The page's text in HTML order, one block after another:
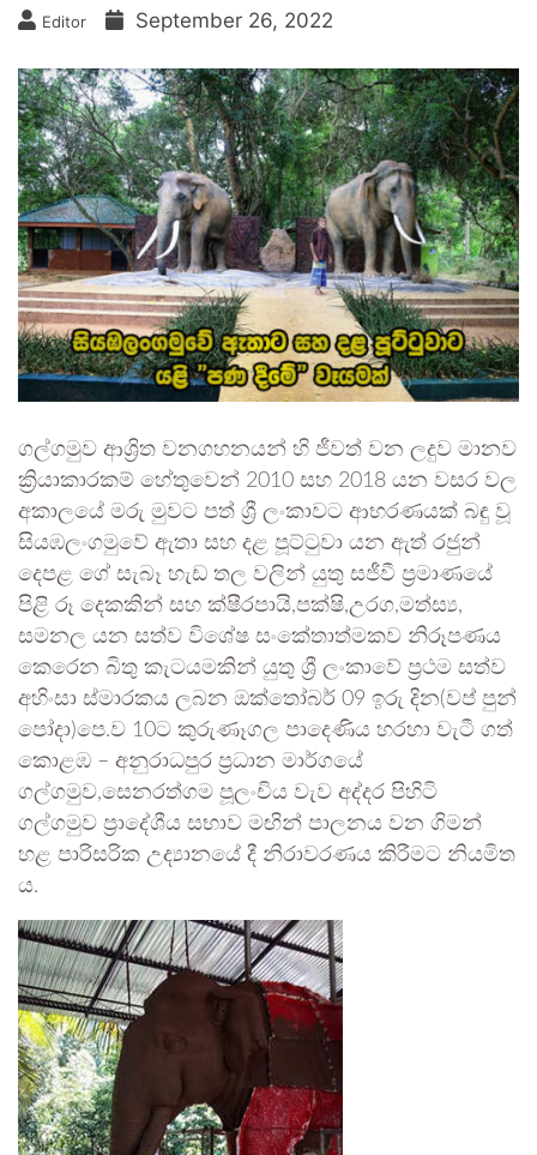
Editor September 26, 2022
ගල්ගමුව ආශ්‍රිත වනගහනයන් හි ජීවත් වන ලදුව මානව
ක්‍රියාකාරකම් හේතුවෙන් 2010 සහ 2018 යන වසර වල
අකාලයේ මරු මුවට පත් ශ්‍රී ලංකාවට ආභරණයක් බඳු වූ
සියඹලංගමුවේ ඇතා සහ දළ පූට්ටුවා යන ඇත් රජුන්
දෙපළ ගේ සැබෑ හැඩ තල වලින් යුතු සජීවී ප්‍රමාණයේ
පිළි රූ දෙකකින් සහ ක්ෂීරපායි,පක්ෂි,උරග,මත්ස්‍ය,
සමනල යන සත්ව විශේෂ සංකේතාත්මකව නිරූපණය
කෙරෙන බිතු කැටයමකින් යුතු ශ්‍රී ලංකාවේ ප්‍රථම සත්ව
අහිංසා ස්මාරකය ලබන ඔක්තෝබර් 09 ඉරු දින(වප් පුන්
පෝදා)පෙ.ව 10ට කුරුණෑගල පාදෙණිය හරහා වැටී ගත්
කොළඹ – අනුරාධපුර ප්‍රධාන මාර්ගයේ
ගල්ගමුව,සෙනරත්ගම පූලංචිය වැව අද්දර පිහිටි
ගල්ගමුව ප්‍රාදේශීය සභාව මඟින් පාලනය වන ගිමන්
හළ පාරිසරික උද්‍යානයේ දී නිරාවරණය කිරීමට නියමිත
ය.